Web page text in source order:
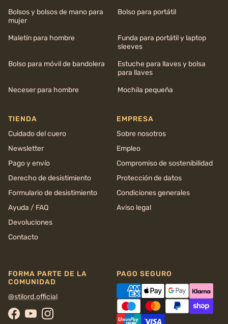
Bolsos y bolsos de mano para
mujer
Bolso para portátil
Maletín para hombre
Funda para portátil y laptop
sleeves
Bolso para móvil de bandolera
Estuche para llaves y bolsa
para llaves
Neceser para hombre
Mochila pequeña
TIENDA
Cuidado del cuero
Newsletter
Pago y envío
Derecho de desistimiento
Formulario de desistimiento
Ayuda / FAQ
Devoluciones
Contacto
EMPRESA
Sobre nosotros
Empleo
Compromiso de sostenibilidad
Protección de datos
Condiciones generales
Aviso legal
FORMA PARTE DE LA
COMUNIDAD
@stilord.official
Facebook
YouTubeInstagram
PAGO SEGURO